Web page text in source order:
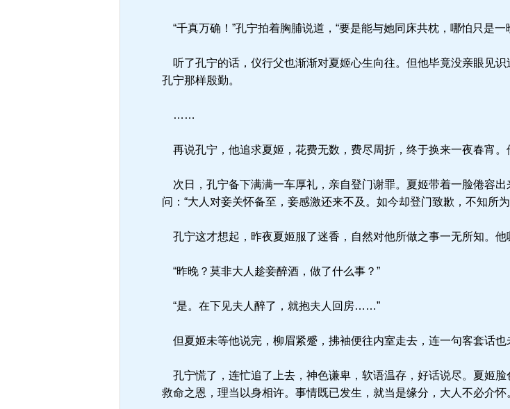
“千真万确！”孔宁拍着胸脯说道，“要是能与她同床共枕，哪怕只是
听了孔宁的话，仪行父也渐渐对夏姬心生向往。但他毕竟没亲眼见
孔宁那样殷勤。
……
再说孔宁，他追求夏姬，花费无数，费尽周折，终于换来一夜春宵。
次日，孔宁备下满满一车厚礼，亲自登门谢罪。夏姬带着一脸倦容
问：“大人对妾关怀备至，妾感激还来不及。如今却登门致歉，不知所
孔宁这才想起，昨夜夏姬服了迷香，自然对他所做之事一无所知。
“昨晚？莫非大人趁妾醉酒，做了什么事？”
“是。在下见夫人醉了，就抱夫人回房……”
但夏姬未等他说完，柳眉紧蹙，拂袖便往内室走去，连一句客套话也
孔宁慌了，连忙追了上去，神色谦卑，软语温存，好话说尽。夏姬
救命之恩，理当以身相许。事情既已发生，就当是缘分，大人不必介怀